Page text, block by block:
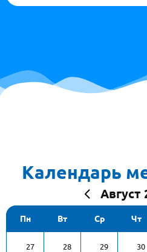
Календарь
Август
Пн Вт Ср Чт
27 28 29 30